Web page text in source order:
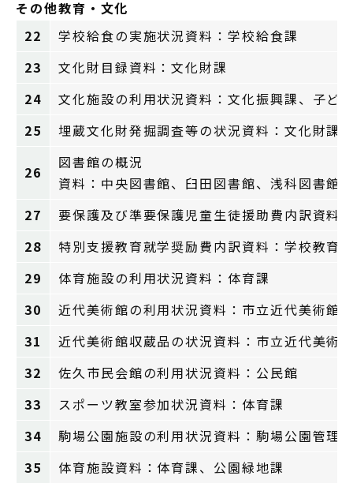
その他教育・文化
22
学校給食の実施状況資料：学校給食課
23
文化財目録資料：文化財課
24
文化施設の利用状況資料：文化振興課、子ど
25
埋蔵文化財発掘調査等の状況資料：文化財課
26
図書館の概況
資料：中央図書館、臼田図書館、浅科図書館
27
要保護及び準要保護児童生徒援助費内訳資料
28
特別支援教育就学奨励費内訳資料：学校教育
29
体育施設の利用状況資料：体育課
30
近代美術館の利用状況資料：市立近代美術館
31
近代美術館収蔵品の状況資料：市立近代美術
32
佐久市民会館の利用状況資料：公民館
33
スポーツ教室参加状況資料：体育課
34
駒場公園施設の利用状況資料：駒場公園管理
35
体育施設資料：体育課、公園緑地課